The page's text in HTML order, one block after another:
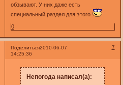
обзывают. У них даже есть
специальный раздел для этого
0
Поделиться 7
2010-06-07
14:25:36
Непогода написал(а):